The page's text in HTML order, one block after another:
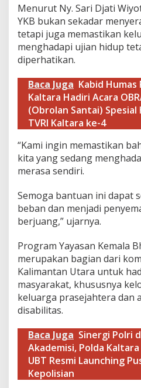
n
e
r
a
B
u
l
u
n
g
a
Menurut Ny. Sari Djati
YKB bukan sekadar
tetapi juga memastikan
menghadapi ujian hidup
diperhatikan.
Baca Juga Kabid Humas
Kaltara Hadiri Acara
(Obrolan Santai) Spesial
TVRI Kaltara ke-4
“Kami ingin memastikan
kita yang sedang
merasa sendiri.
Semoga bantuan ini dapat
beban dan menjadi
berjuang,” ujarnya.
Program Yayasan Kemala
merupakan bagian dari
Kalimantan Utara untuk
masyarakat, khususnya
keluarga prasejahtera dan
disabilitas.
Baca Juga Sinergi Polri
Akademisi, Polda
UBT Resmi Launching
Kepolisian